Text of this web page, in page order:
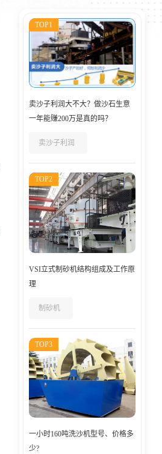
TOP1
卖沙子利润大不大？做沙石生意
一年能赚200万是真的吗？
卖沙子利润
TOP2
VSI立式制砂机结构组成及工作原
理
制砂机
TOP3
一小时160吨洗沙机型号、价格多
少?